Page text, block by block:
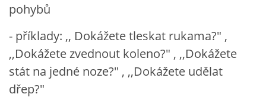
PÍSNĚ K TÉMATU PODZIM
BÁSNĚ K TÉMATU PODZIM
POHYBOVÉ AKTIVITY NA TÉMA PODZIM
pohybů
- příklady: ,, Dokážete tleskat rukama?" ,
,,Dokážete zvednout koleno?" , ,,Dokážete
stát na jedné noze?" , ,,Dokážete udělat
dřep?"